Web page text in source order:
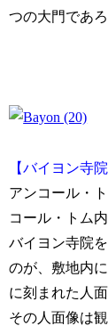
つの大門であろ
【バイヨン寺院
アンコール・
コール・トム
バイヨン寺院
のが、敷地内
に刻まれた人面
その人面像は